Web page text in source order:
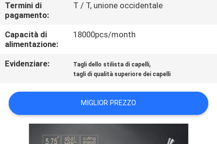
CITAZIONE
MAPPA
DEL
PRIVACY
POLICY
Termini di
pagamento:
T / T, unione occidentale
Capacità di
alimentazione:
18000pcs/month
Evidenziare: Tagli dello stilista di capelli,
tagli di qualità superiore dei capelli
MIGLIOR PREZZO